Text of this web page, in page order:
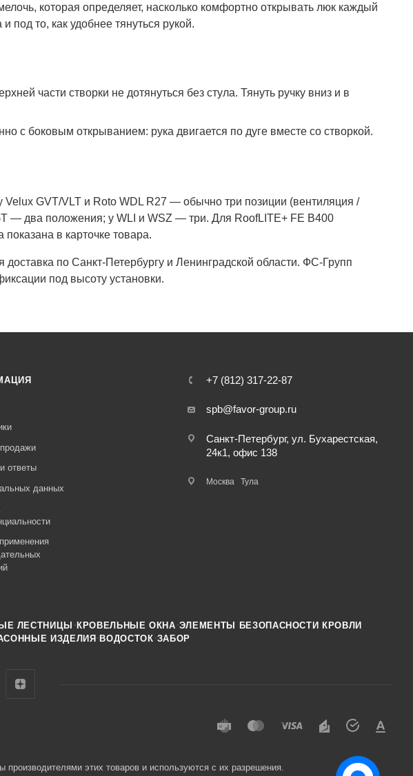
которая определяет, насколько комфортно открывать люк каждый
то, как удобнее тянуться рукой.
части створки не дотянуться без стула. Тянуть ручку вниз и в
с боковым открыванием: рука двигается по дуге вместе со створкой.
GVT/VLT и Roto WDL R27 — обычно три позиции (вентиляция /
— два положения; у WLI и WSZ — три. Для RoofLITE+ FE B400
в карточке товара.
по Санкт-Петербургу и Ленинградской области. ФС-Групп
под высоту установки.
ответы
данных
+7 (812) 317-22-87
spb@favor-group.ru
Санкт-Петербург, ул. Бухарестская,
24к1, офис 138
Москва Тула
ЛЕСТНИЦЫ ·КРОВЕЛЬНЫЕ ОКНА ·ЭЛЕМЕНТЫ БЕЗОПАСНОСТИ КРОВЛИ
ИЗДЕЛИЯ ·ВОДОСТОК ·ЗАБОР
производителями этих товаров и используются с их разрешения.